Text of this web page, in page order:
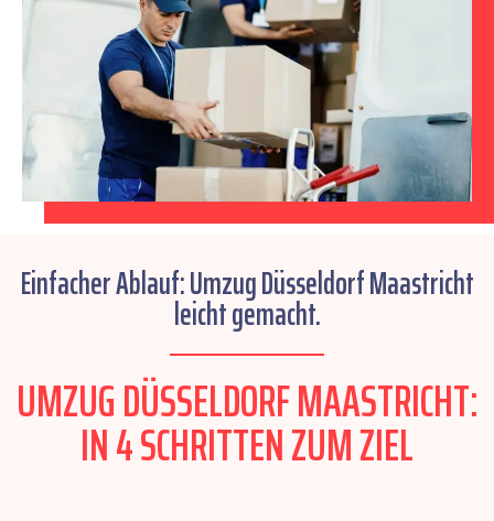
Einfacher Ablauf: Umzug Düsseldorf Maastricht
leicht gemacht.
UMZUG DÜSSELDORF MAASTRICHT:
IN 4 SCHRITTEN ZUM ZIEL